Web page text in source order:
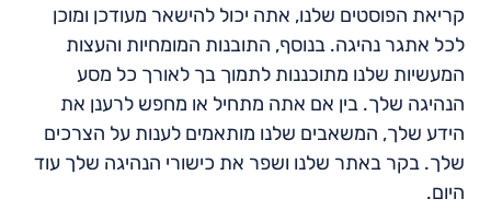
קריאת הפוסטים שלנו, אתה יכול להישאר מעודכן ומוכן
לכל אתגר נהיגה. בנוסף, התובנות המומחיות והעצות
המעשיות שלנו מתוכננות לתמוך בך לאורך כל מסע
הנהיגה שלך. בין אם אתה מתחיל או מחפש לרענן את
הידע שלך, המשאבים שלנו מותאמים לענות על הצרכים
שלך. בקר באתר שלנו ושפר את כישורי הנהיגה שלך עוד
היום.